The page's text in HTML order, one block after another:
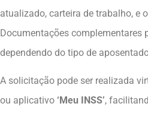
atualizado, carteira de trabalho, e
Documentações complementares
dependendo do tipo de
A solicitação pode ser realizada
ou aplicativo ‘Meu INSS’,